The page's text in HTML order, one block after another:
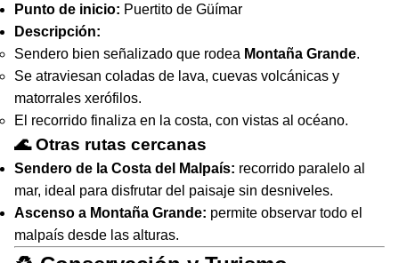
Punto de inicio: Puertito de Güímar
Descripción:
Sendero bien señalizado que rodea Montaña Grande.
Se atraviesan coladas de lava, cuevas volcánicas y
matorrales xerófilos.
El recorrido finaliza en la costa, con vistas al océano.
🌊 Otras rutas cercanas
Sendero de la Costa del Malpaís: recorrido paralelo al
mar, ideal para disfrutar del paisaje sin desniveles.
Ascenso a Montaña Grande: permite observar todo el
malpaís desde las alturas.